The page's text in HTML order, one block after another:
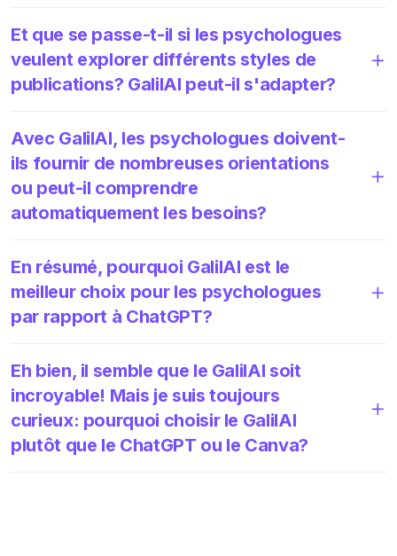
Et que se passe-t-il si les psychologues
veulent explorer différents styles de
publications? GalilAI peut-il s'adapter?
Avec GalilAI, les psychologues doivent-
ils fournir de nombreuses orientations
ou peut-il comprendre
automatiquement les besoins?
En résumé, pourquoi GalilAI est le
meilleur choix pour les psychologues
par rapport à ChatGPT?
Eh bien, il semble que le GalilAI soit
incroyable! Mais je suis toujours
curieux: pourquoi choisir le GalilAI
plutôt que le ChatGPT ou le Canva?